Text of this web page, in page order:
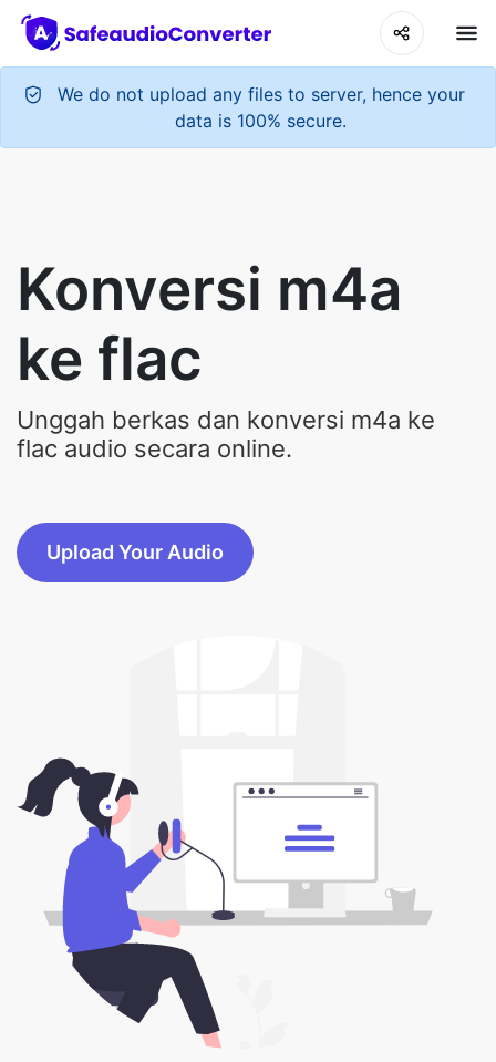
We do not upload any files to server, hence your
data is 100% secure.
Konversi m4a
ke flac
Unggah berkas dan konversi m4a ke
flac audio secara online.
Upload Your Audio